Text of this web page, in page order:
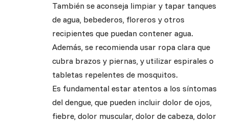
También se aconseja limpiar y tapar tanques
de agua, bebederos, floreros y otros
recipientes que puedan contener agua.
Además, se recomienda usar ropa clara que
cubra brazos y piernas, y utilizar espirales o
tabletas repelentes de mosquitos.
Es fundamental estar atentos a los síntomas
del dengue, que pueden incluir dolor de ojos,
fiebre, dolor muscular, dolor de cabeza, dolor